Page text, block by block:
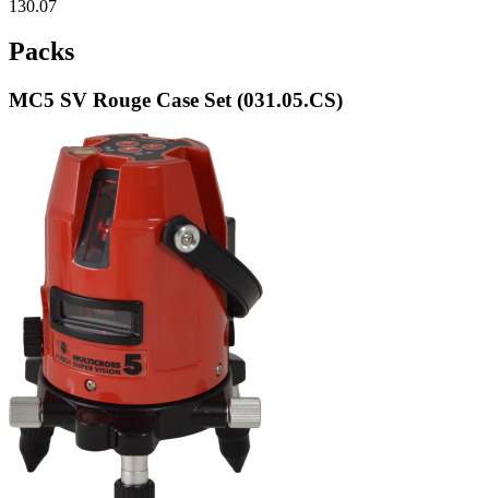
130.07
Packs
MC5 SV Rouge Case Set (031.05.CS)